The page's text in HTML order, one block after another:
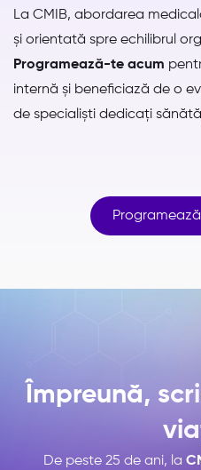
La CMIB, abordarea
și orientată spre echilibrul
Programează-te acum
internă și beneficiază de o
de specialiști dedicați
Împreună,
De peste 25 de ani, la